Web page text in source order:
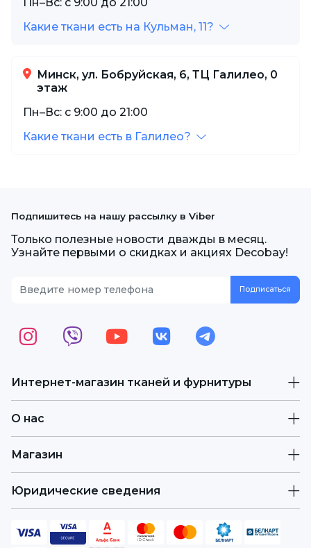
Пн–Вс: с 9:00 до 21:00
Какие ткани есть на Кульман, 11?
Минск, ул. Бобруйская, 6, ТЦ Галилео, 0
этаж
Пн–Вс: с 9:00 до 21:00
Какие ткани есть в Галилео?
Интернет-магазин тканей и фурнитуры
О нас
Магазин
Юридические сведения
Подпишитесь на нашу рассылку в Viber
Только полезные новости дважды в месяц.
Узнайте первыми о скидках и акциях Decobay!